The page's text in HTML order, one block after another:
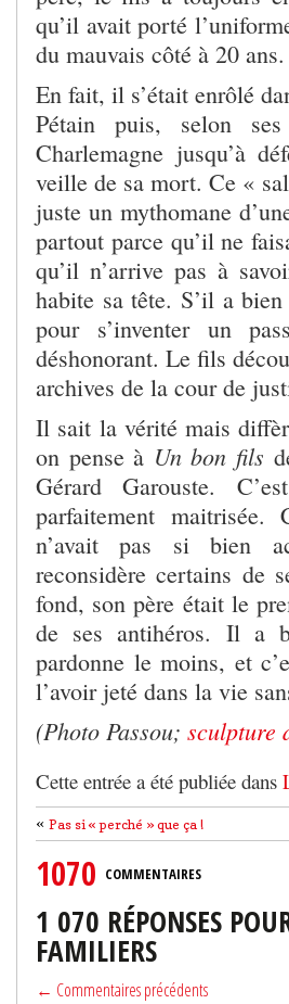
qu’il avait porté
du mauvais côté à 20 ans.
En fait, il s’était enrôlé
Pétain puis, selon
Charlemagne jusqu’à
veille de sa mort. Ce «
juste un mythomane
partout parce qu’il ne
qu’il n’arrive pas à
habite sa tête. S’il a
pour s’inventer un
déshonorant. Le fils
archives de la cour de
Il sait la vérité mais
on pense à Un bon fils
Gérard Garouste.
parfaitement maitrisée.
n’avait pas si bien
reconsidère certains de
fond, son père était le
de ses antihéros. Il a
pardonne le moins, et
l’avoir jeté dans la vie
(Photo Passou; sculpture
Cette entrée a été publiée dans
« Pas si « perché » que ça !
1070 COMMENTAIRES
1 070 RÉPONSES
FAMILIERS
← Commentaires précédents